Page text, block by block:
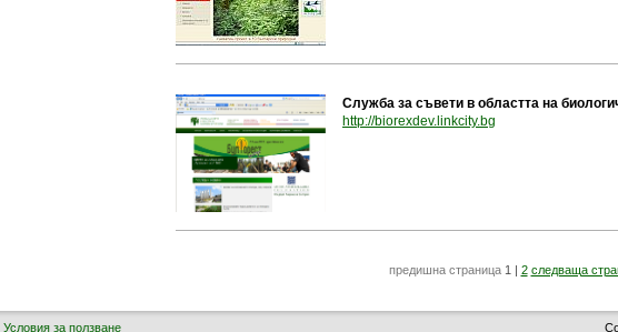
Служба за съвети в областта на
http://biorexdev.linkcity.bg
предишна страница 1 | 2 следваща
Условия за ползване